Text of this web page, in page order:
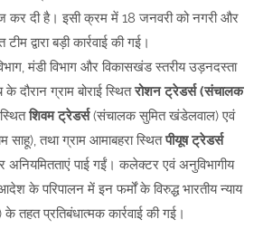
कर दी है। इसी क्रम में 18 जनवरी को नगरी और
द्वारा बड़ी कार्रवाई की गई।
मंडी विभाग और विकासखंड स्तरीय उड़नदस्ता
ग्राम बोराई स्थितरोशन ट्रेडर्स(संचालक
शिवम ट्रेडर्स(संचालक सुमित खंडेलवाल) एवं
साहू), तथा ग्राम आमाबहरा स्थितपीयूष ट्रेडर्स
पाई गईं। कलेक्टर एवं अनुविभागीय
के परिपालन में इन फर्मों के विरुद्ध भारतीय न्याय
तहत प्रतिबंधात्मक कार्रवाई की गई।